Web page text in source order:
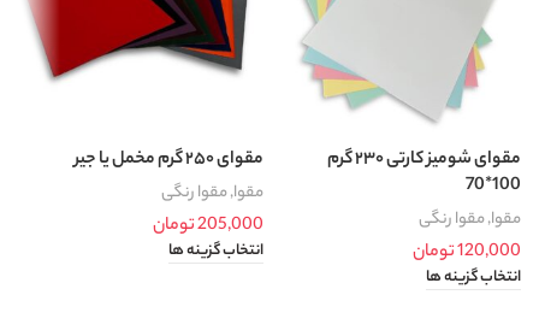
مقوای شومیز کارتی ۲۳۰ گرم
100*70
مقوا,مقوا رنگی
120,000تومان
انتخاب گزینه ها
مقوای ۲۵۰ گرم مخمل یا جیر
مقوا,مقوا رنگی
205,000تومان
انتخاب گزینه ها